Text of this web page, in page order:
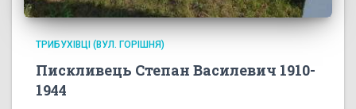
ТРИБУХІВЦІ (ВУЛ. ГОРІШНЯ)
Пискливець Степан Василевич 1910-
1944